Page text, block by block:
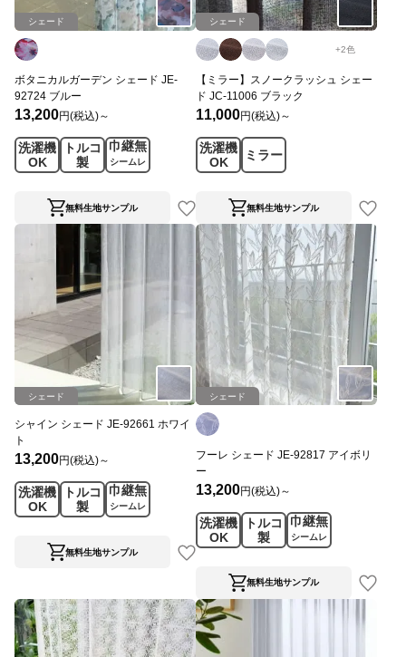
シェード
ボタニカルガーデン シェード JE-
92724 ブルー
13,200円(税込)～
洗濯機
OK
トルコ
製
巾継無
シームレ
ス
無料生地サンプル
シェード
+2色
【ミラー】スノークラッシュ シェー
ド JC-11006 ブラック
11,000円(税込)～
洗濯機
OK
ミラー
無料生地サンプル
シェード
シャイン シェード JE-92661 ホワイ
ト
13,200円(税込)～
洗濯機
OK
トルコ
製
巾継無
シームレ
ス
無料生地サンプル
シェード
フーレ シェード JE-92817 アイボリ
ー
13,200円(税込)～
洗濯機
OK
トルコ
製
巾継無
シームレ
ス
無料生地サンプル